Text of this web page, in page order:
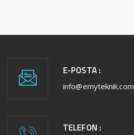
E-POSTA :
info@emyteknik.com
TELEFON :